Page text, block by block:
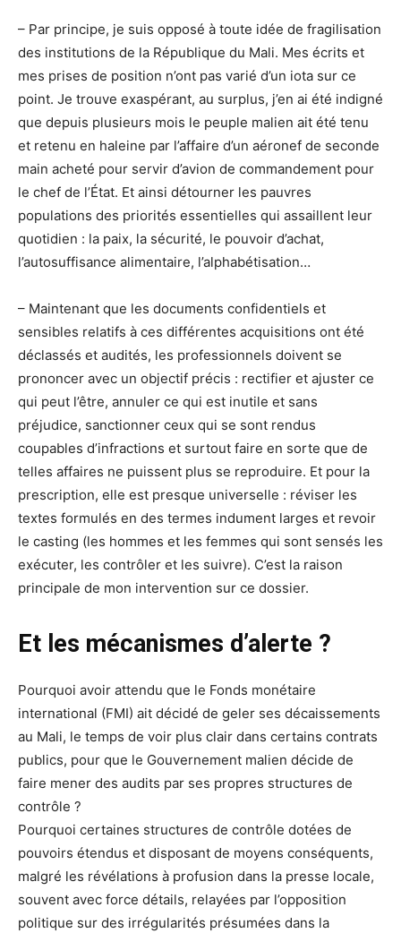
– Par principe, je suis opposé à toute idée de fragilisation
des institutions de la République du Mali. Mes écrits et
mes prises de position n’ont pas varié d’un iota sur ce
point. Je trouve exaspérant, au surplus, j’en ai été indigné
que depuis plusieurs mois le peuple malien ait été tenu
et retenu en haleine par l’affaire d’un aéronef de seconde
main acheté pour servir d’avion de commandement pour
le chef de l’État. Et ainsi détourner les pauvres
populations des priorités essentielles qui assaillent leur
quotidien : la paix, la sécurité, le pouvoir d’achat,
l’autosuffisance alimentaire, l’alphabétisation…
– Maintenant que les documents confidentiels et
sensibles relatifs à ces différentes acquisitions ont été
déclassés et audités, les professionnels doivent se
prononcer avec un objectif précis : rectifier et ajuster ce
qui peut l’être, annuler ce qui est inutile et sans
préjudice, sanctionner ceux qui se sont rendus
coupables d’infractions et surtout faire en sorte que de
telles affaires ne puissent plus se reproduire. Et pour la
prescription, elle est presque universelle : réviser les
textes formulés en des termes indument larges et revoir
le casting (les hommes et les femmes qui sont sensés les
exécuter, les contrôler et les suivre). C’est la raison
principale de mon intervention sur ce dossier.
Et les mécanismes d’alerte ?
Pourquoi avoir attendu que le Fonds monétaire
international (FMI) ait décidé de geler ses décaissements
au Mali, le temps de voir plus clair dans certains contrats
publics, pour que le Gouvernement malien décide de
faire mener des audits par ses propres structures de
contrôle ?
Pourquoi certaines structures de contrôle dotées de
pouvoirs étendus et disposant de moyens conséquents,
malgré les révélations à profusion dans la presse locale,
souvent avec force détails, relayées par l’opposition
politique sur des irrégularités présumées dans la